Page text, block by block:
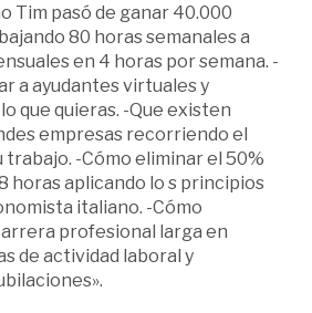
Tim pasó de ganar 40.000
80 horas semanales a
en 4 horas por semana. -
a ayudantes virtuales y
que quieras. -Que existen
empresas recorriendo el
trabajo. -Cómo eliminar el 50%
horas aplicando lo s principios
italiano. -Cómo
profesional larga en
de actividad laboral y